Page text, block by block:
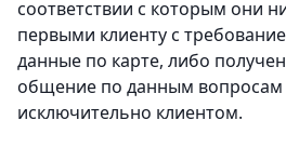
соответствии с которым они
первыми клиенту с
данные по карте, либо
общение по данным вопросам
исключительно клиентом.